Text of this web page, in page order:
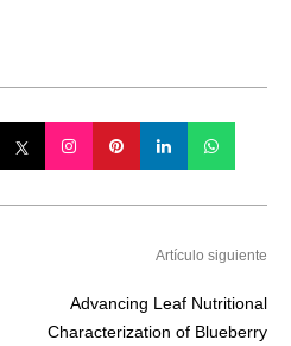
Artículo siguiente
Advancing Leaf Nutritional
Characterization of Blueberry